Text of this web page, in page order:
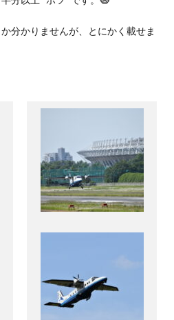
分かりませんが、とにかく載せま